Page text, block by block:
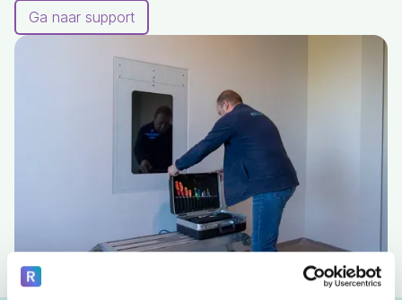
Ga naar support